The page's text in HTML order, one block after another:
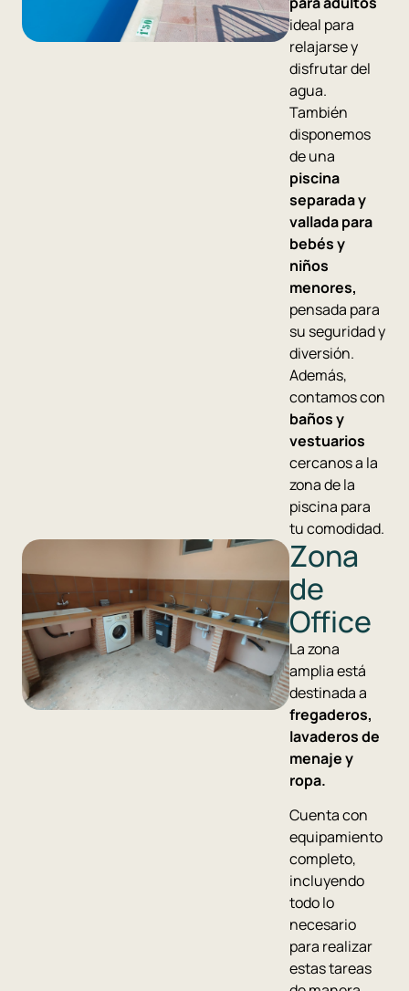
ideal para
relajarse y
disfrutar del
agua.
También
disponemos
de una
piscina
separada y
vallada para
bebés y
niños
menores,
pensada para
su seguridad y
diversión.
Además,
contamos con
baños y
vestuarios
cercanos a la
zona de la
piscina para
tu comodidad.
Zona
de
Office
La zona
amplia está
destinada a
fregaderos,
lavaderos de
menaje y
ropa.
Cuenta con
equipamiento
completo,
incluyendo
todo lo
necesario
para realizar
estas tareas